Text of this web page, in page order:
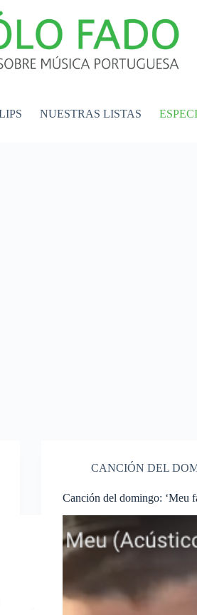
NUESTRAS LISTAS
CANCIÓN DEL
Canción del domingo: ‘Meu